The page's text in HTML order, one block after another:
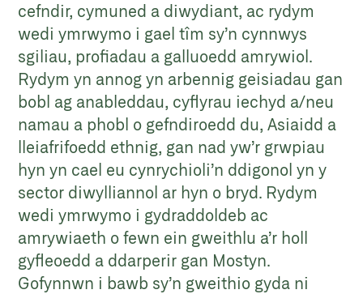
cefndir, cymuned a diwydiant, ac rydym
wedi ymrwymo i gael tîm sy’n cynnwys
sgiliau, profiadau a galluoedd amrywiol.
Rydym yn annog yn arbennig geisiadau gan
bobl ag anableddau, cyflyrau iechyd a/neu
namau a phobl o gefndiroedd du, Asiaidd a
lleiafrifoedd ethnig, gan nad yw’r grwpiau
hyn yn cael eu cynrychioli’n ddigonol yn y
sector diwylliannol ar hyn o bryd. Rydym
wedi ymrwymo i gydraddoldeb ac
amrywiaeth o fewn ein gweithlu a’r holl
gyfleoedd a ddarperir gan Mostyn.
Gofynnwn i bawb sy’n gweithio gyda ni